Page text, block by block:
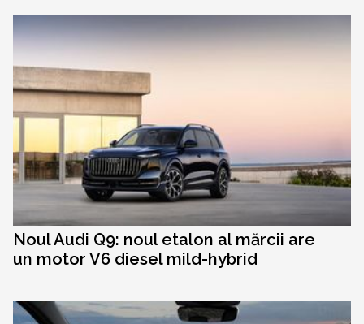
Noul Audi Q9: noul etalon al mărcii are
un motor V6 diesel mild-hybrid